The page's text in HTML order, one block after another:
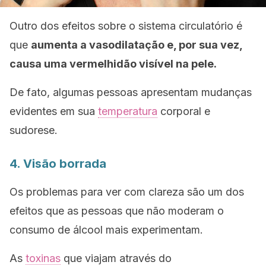
Outro dos efeitos sobre o sistema circulatório é
que aumenta a vasodilatação e, por sua vez,
causa uma vermelhidão visível na pele.
De fato, algumas pessoas apresentam mudanças
evidentes em sua temperatura corporal e
sudorese.
4. Visão borrada
Os problemas para ver com clareza são um dos
efeitos que as pessoas que não moderam o
consumo de álcool mais experimentam.
As toxinas que viajam através do